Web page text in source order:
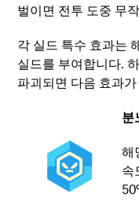
벌이면 전투 도중 무
각 실드 특수 효과는
실드를 부여합니다.
파괴되면 다음 효과
분
해
속